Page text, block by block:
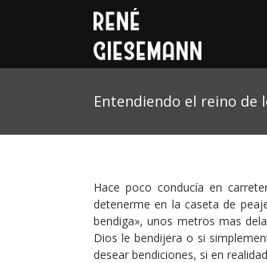
Entendiendo el reino de
Hace poco conducía en
detenerme en la caseta de
bendiga», unos metros mas
Dios le bendijera o si
desear bendiciones, si en